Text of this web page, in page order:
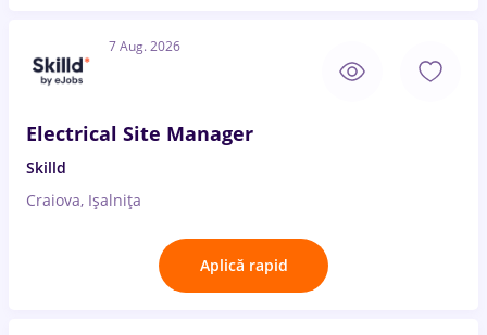
7 Aug. 2026
Electrical Site Manager
Skilld
Craiova, Ișalnița
Aplică rapid